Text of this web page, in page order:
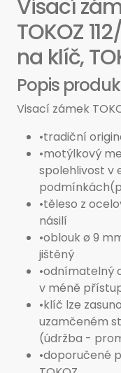
Visací
TOKOZ
na klíč,
Popis
Visací zámek
•tradiční
•motýlkový
spolehlivost v
•těleso z
násilí
•oblouk ø 9
jištěný
•odnímatelný
v méně
•klíč lze
uzamčeném
(údržba -
•doporučené